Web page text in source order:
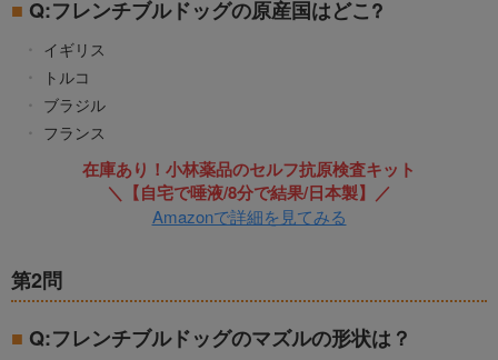
Q:フレンチブルドッグの原産国はどこ?
イギリス
トルコ
ブラジル
フランス
在庫あり！小林薬品のセルフ抗原検査キット
＼【自宅で唾液/8分で結果/日本製】／
Amazonで詳細を見てみる
第2問
Q:フレンチブルドッグのマズルの形状は？